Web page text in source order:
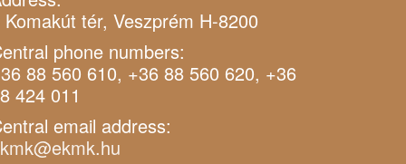
Komakút tér, Veszprém H-8200
phone numbers:
88 560 610, +36 88 560 620, +36
424 011
email address: